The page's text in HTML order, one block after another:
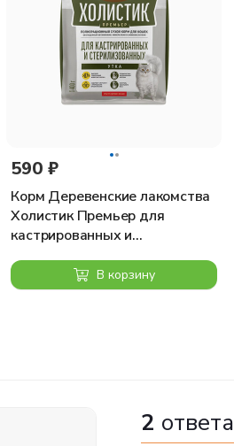
590 ₽
Корм Деревенские лакомства
Холистик Премьер для
кастрированных и
400 г
В корзину
2 ответа